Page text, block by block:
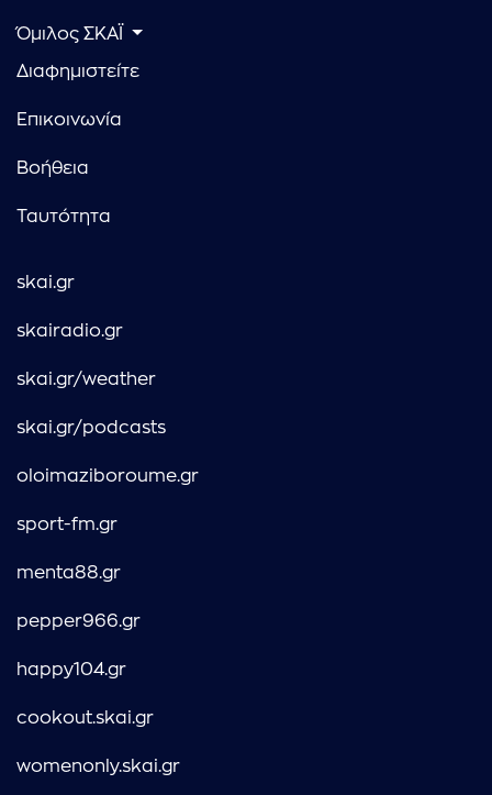
Όμιλος ΣΚΑΪ
Διαφημιστείτε
Επικοινωνία
Βοήθεια
Ταυτότητα
skai.gr
skairadio.gr
skai.gr/weather
skai.gr/podcasts
oloimaziboroume.gr
sport-fm.gr
menta88.gr
pepper966.gr
happy104.gr
cookout.skai.gr
womenonly.skai.gr